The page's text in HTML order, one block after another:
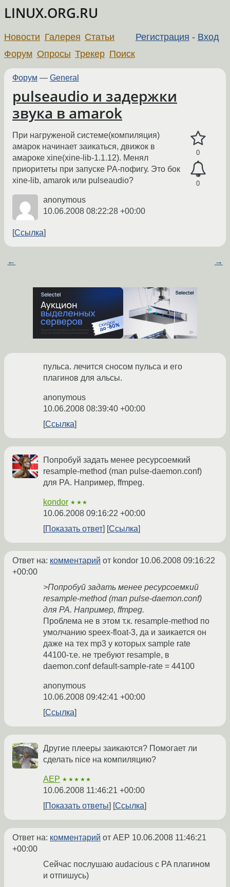
LINUX.ORG.RU
Регистрация - Вход
Новости Галерея Статьи
Форум Опросы Трекер Поиск
Форум — General
pulseaudio и задержки
звука в amarok
0
0
При нагруженой системе(компиляция)
амарок начинает заикаться, движок в
амароке xine(xine-lib-1.1.12). Менял
приоритеты при запуске PA-пофигу. Это бок
xine-lib, amarok или pulseaudio?
anonymous
10.06.2008 08:22:28 +00:00
Ссылка
← →
пульса. лечится сносом пульса и его
плагинов для альсы.
anonymous
10.06.2008 08:39:40 +00:00
Ссылка
Попробуй задать менее ресурсоемкий
resample-method (man pulse-daemon.conf)
для PA. Например, ffmpeg.
kondor ★★★
10.06.2008 09:16:22 +00:00
Показать ответ
Ссылка
Ответ на: комментарий от kondor 10.06.2008 09:16:22
+00:00
>Попробуй задать менее ресурсоемкий
resample-method (man pulse-daemon.conf)
для PA. Например, ffmpeg.
Проблема не в этом т.к. resample-method по
умолчанию speex-float-3, да и заикается он
даже на тех mp3 у которых sample rate
44100-т.е. не требуют resample, в
daemon.conf default-sample-rate = 44100
anonymous
10.06.2008 09:42:41 +00:00
Ссылка
Другие плееры заикаются? Помогает ли
сделать nice на компиляцию?
AEP ★★★★★
10.06.2008 11:46:21 +00:00
Показать ответы
Ссылка
Ответ на: комментарий от AEP 10.06.2008 11:46:21
+00:00
Сейчас послушаю audacious с PA плагином
и отпишусь)